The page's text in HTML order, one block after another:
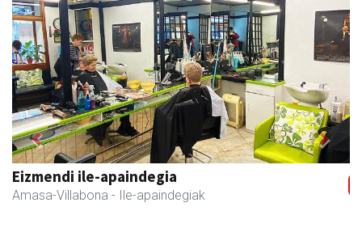
Eizmendi anaiak
Amasa-Villabona - Armategia
Previous Next